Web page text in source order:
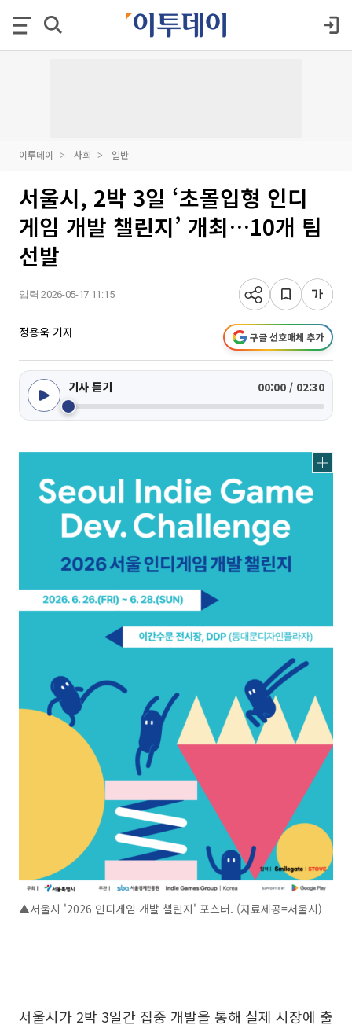
이투데이 사회 일반
서울시, 2박 3일 ‘초몰입형 인디
게임 개발 챌린지’ 개최…10개 팀
선발
입력 2026-05-17 11:15
정용욱 기자 구글 선호매체 추가
기사 듣기 00:00 / 02:30
▲서울시 '2026 인디게임 개발 챌린지' 포스터. (자료제공=서울시)
서울시가 2박 3일간 집중 개발을 통해 실제 시장에 출